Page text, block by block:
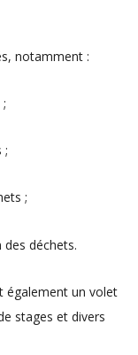
notamment :
;
;
déchets.
également un volet
stages et divers